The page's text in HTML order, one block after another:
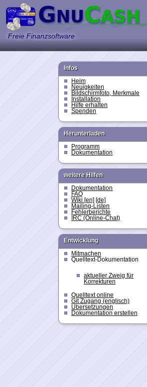
Freie Finanzsoftware
Infos
Heim
Neuigkeiten
Bildschirmfoto, Merkmale
Installation
Hilfe erhalten
Spenden
Herunterladen
Programm
Dokumentation
weitere Hilfen
Dokumentation
FAQ
Wiki [en] [de]
Mailing-Listen
Fehlerberichte
IRC (Online-Chat)
Entwicklung
Mitmachen
Quelltext-Dokumentation
aktueller Zweig für
Korrekturen
Quelltext online
Git Zugang (englisch)
Übersetzungen
Dokumentation erstellen